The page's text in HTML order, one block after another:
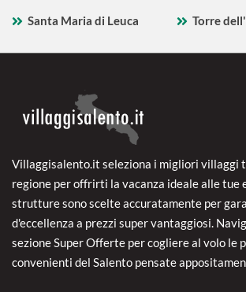
Santa Maria di Leuca
Torre
Villaggisalento.it seleziona i migliori villaggi
regione per offrirti la vacanza ideale alle tue
strutture sono scelte accuratamente per
d'eccellenza a prezzi super vantaggiosi.
sezione Super Offerte per cogliere al volo le
convenienti del Salento pensate